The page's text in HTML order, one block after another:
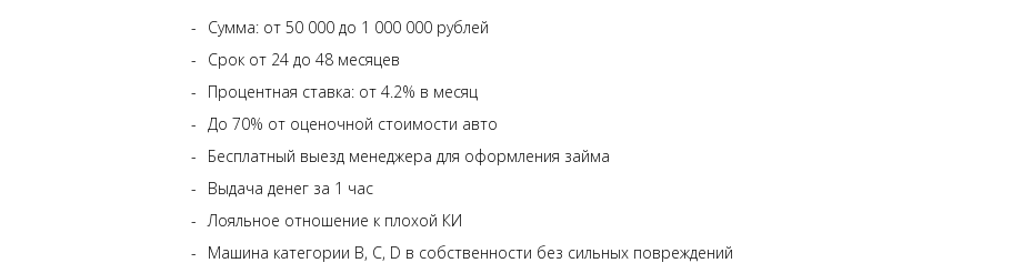
Сумма: от 50 000 до 1 000 000 рублей
Срок от 24 до 48 месяцев
Процентная ставка: от 4.2% в месяц
До 70% от оценочной стоимости авто
Бесплатный выезд менеджера для оформления займа
Выдача денег за 1 час
Лояльное отношение к плохой КИ
Машина категории В, C, D в собственности без сильных повреждений